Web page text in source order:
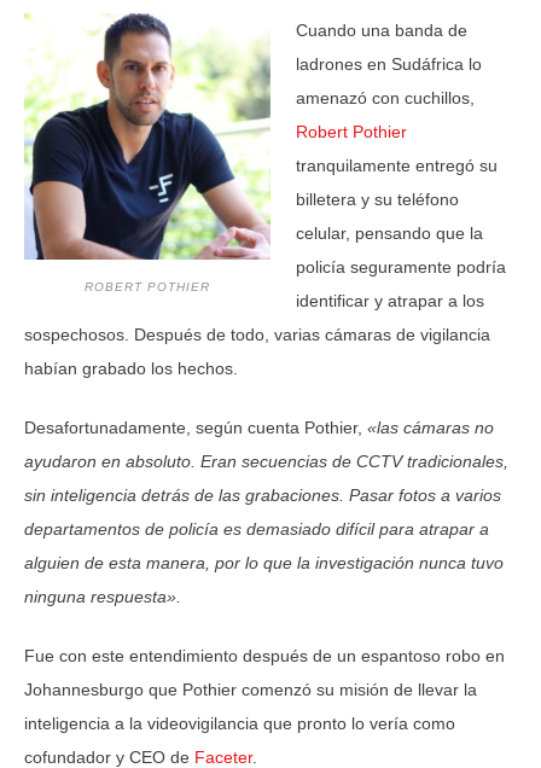
ROBERT POTHIER
Cuando una banda de
ladrones en Sudáfrica lo
amenazó con cuchillos,
Robert Pothier
tranquilamente entregó su
billetera y su teléfono
celular, pensando que la
policía seguramente podría
identificar y atrapar a los
sospechosos. Después de todo, varias cámaras de vigilancia
habían grabado los hechos.
Desafortunadamente, según cuenta Pothier, «las cámaras no
ayudaron en absoluto. Eran secuencias de CCTV tradicionales,
sin inteligencia detrás de las grabaciones. Pasar fotos a varios
departamentos de policía es demasiado difícil para atrapar a
alguien de esta manera, por lo que la investigación nunca tuvo
ninguna respuesta».
Fue con este entendimiento después de un espantoso robo en
Johannesburgo que Pothier comenzó su misión de llevar la
inteligencia a la videovigilancia que pronto lo vería como
cofundador y CEO de Faceter.